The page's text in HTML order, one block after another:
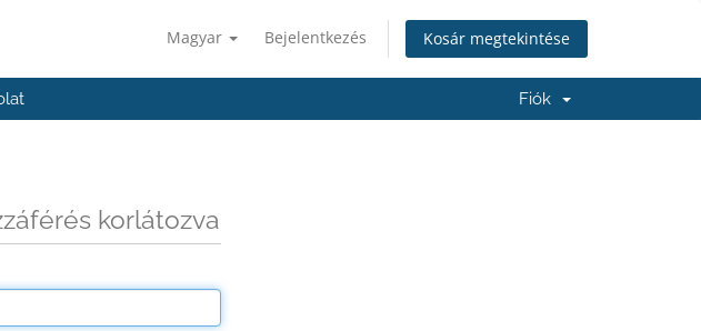
Magyar Bejelentkezés Kosár megtekintése
Fiók
korlátozva